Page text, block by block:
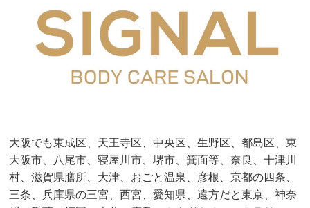
大阪でも東成区、天王寺区、中央区、生野区、都島区、東
大阪市、八尾市、寝屋川市、堺市、箕面等、奈良、十津川
村、滋賀県膳所、大津、おごと温泉、彦根、京都の四条、
三条、兵庫県の三宮、西宮、愛知県、遠方だと東京、神奈